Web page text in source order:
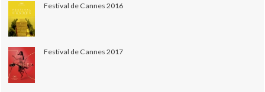
Festival de Cannes 2016
Festival de Cannes 2017